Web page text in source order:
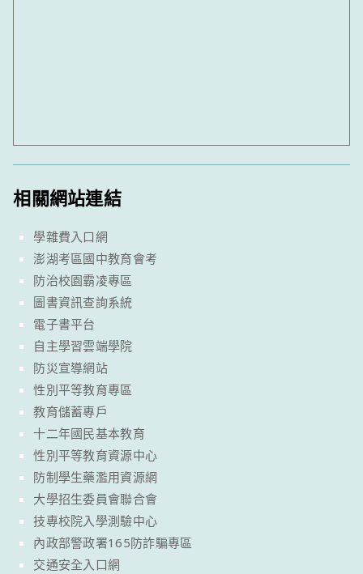
相關網站連結
學雜費入口網
澎湖考區國中教育會考
防治校園霸凌專區
圖書資訊查詢系統
電子書平台
自主學習雲端學院
防災宣導網站
性別平等教育專區
教育儲蓄專戶
十二年國民基本教育
性別平等教育資源中心
防制學生藥濫用資源網
大學招生委員會聯合會
技專校院入學測驗中心
內政部警政署165防詐騙專區
交通安全入口網